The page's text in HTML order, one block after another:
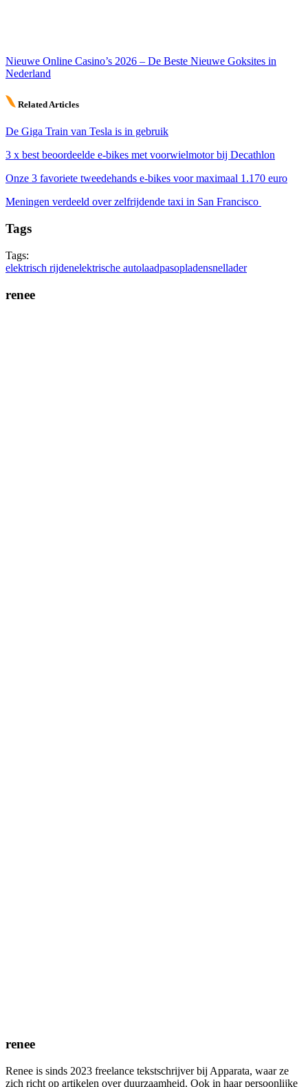
Nieuwe Online Casino’s 2026 – De Beste Nieuwe Goksites in
Nederland
Related Articles
De Giga Train van Tesla is in gebruik
3 x best beoordeelde e-bikes met voorwielmotor bij Decathlon
Onze 3 favoriete tweedehands e-bikes voor maximaal 1.170 euro
Meningen verdeeld over zelfrijdende taxi in San Francisco
Tags
Tags:
elektrisch rijdenelektrische autolaadpasopladensnellader
renee
renee
Renee is sinds 2023 freelance tekstschrijver bij Apparata, waar ze
zich richt op artikelen over duurzaamheid. Ook in haar persoonlijke